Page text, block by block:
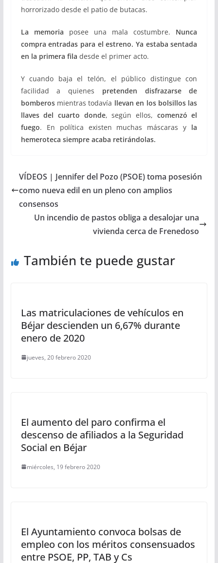
horrorizado desde el patio de butacas.
La memoria posee una mala costumbre. Nunca
compra entradas para el estreno. Ya estaba sentada
en la primera fila desde el primer acto.
Y cuando baja el telón, el público distingue con
facilidad a quienes pretenden disfrazarse de
bomberos mientras todavía llevan en los bolsillos las
llaves del cuarto donde, según ellos, comenzó el
fuego. En política existen muchas máscaras y la
hemeroteca siempre acaba retirándolas.
VÍDEOS | Jennifer del Pozo (PSOE) toma posesión
como nueva edil en un pleno con amplios
consensos
Un incendio de pastos obliga a desalojar una
vivienda cerca de Frenedoso
También te puede gustar
Las matriculaciones de vehículos en
Béjar descienden un 6,67% durante
enero de 2020
jueves, 20 febrero 2020
El aumento del paro confirma el
descenso de afiliados a la Seguridad
Social en Béjar
miércoles, 19 febrero 2020
El Ayuntamiento convoca bolsas de
empleo con los méritos consensuados
entre PSOE, PP, TAB y Cs